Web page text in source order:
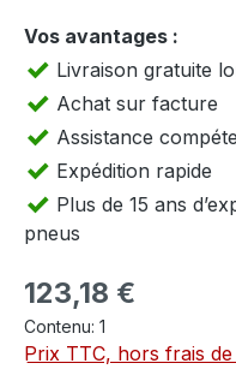
Vos avantages :
Livraison gratuite
Achat sur facture
Assistance
Expédition rapide
Plus de 15 ans
pneus
Prix régulier :
123,18 €
Contenu: 1
Prix TTC, hors frais